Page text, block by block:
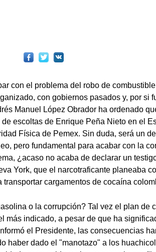
con el problema del robo de
con gobiernos pasados y, por si
Manuel López Obrador ha ordenado
escoltas de Enrique Peña Nieto en el
Física de Pemex. Sin duda, será un
pero fundamental para acabar con la
¿acaso no acaba de declarar un
York, que el narcotraficante planeaba
transportar cargamentos de cocaína
o la corrupción? Tal vez el plan de
más indicado, a pesar de que ha
el Presidente, las consecuencias
haber dado el "manotazo" a los